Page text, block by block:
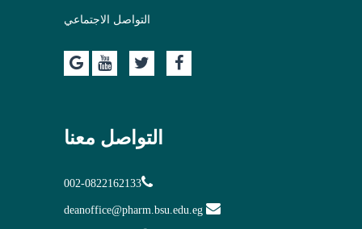
التواصل الاجتماعي
التواصل معنا
002-0822162133